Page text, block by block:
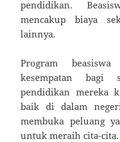
pendidikan.
mencakup biaya
lainnya.
Program
kesempatan bagi
pendidikan mereka
baik di dalam
membuka peluang
untuk meraih cita-cita.